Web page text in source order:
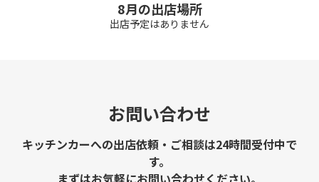
8月の出店場所
出店予定はありません
お問い合わせ
キッチンカーへの出店依頼・ご相談は24時間受付中で
す。
まずはお気軽にお問い合わせください。